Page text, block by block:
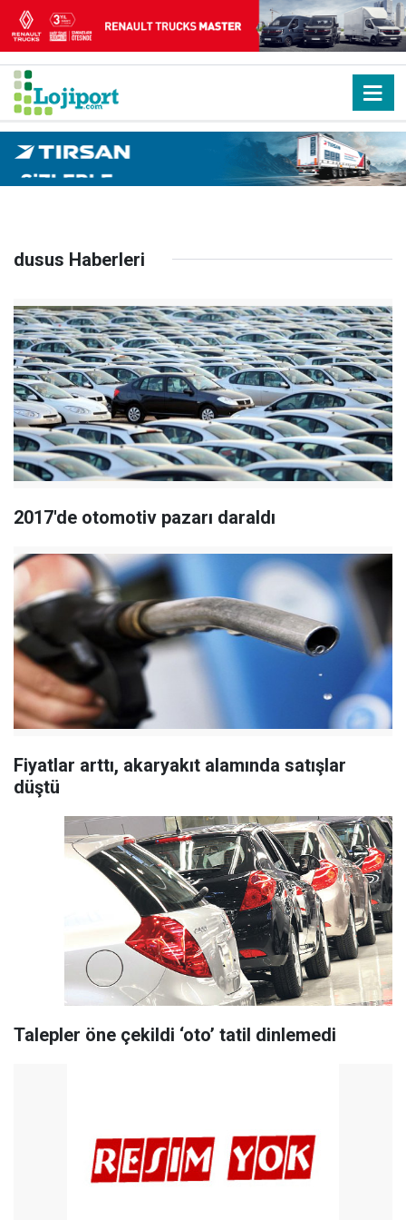
dusus Haberleri
2017'de otomotiv pazarı daraldı
Fiyatlar arttı, akaryakıt alamında satışlar
düştü
Talepler öne çekildi ‘oto’ tatil dinlemedi